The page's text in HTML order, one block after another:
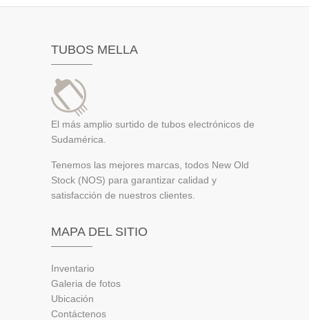
TUBOS MELLA
El más amplio surtido de tubos electrónicos de
Sudamérica.
Tenemos las mejores marcas, todos New Old
Stock (NOS) para garantizar calidad y
satisfacción de nuestros clientes.
MAPA DEL SITIO
Inventario
Galeria de fotos
Ubicación
Contáctenos